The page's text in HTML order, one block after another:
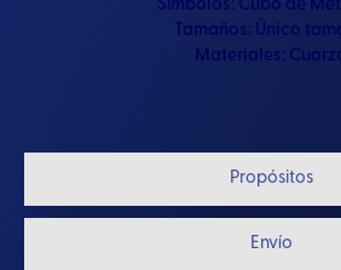
Propósitos
Envío
Símbolos: Cubo de
Tamaños: Único
Materiales: